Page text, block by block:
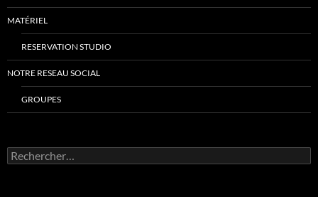
MATÉRIEL
RESERVATION STUDIO
NOTRE RESEAU SOCIAL
GROUPES
Rechercher :